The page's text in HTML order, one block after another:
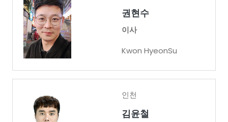
권현수
이사
Kwon HyeonSu
인천
김윤철